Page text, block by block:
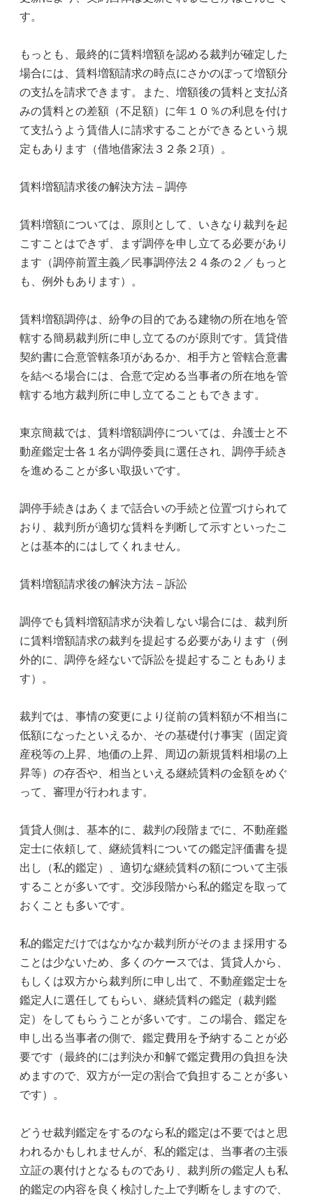
す。
もっとも、最終的に賃料増額を認める裁判が確定した
場合には、賃料増額請求の時点にさかのぼって増額分
の支払を請求できます。また、増額後の賃料と支払済
みの賃料との差額（不足額）に年１０％の利息を付け
て支払うよう賃借人に請求することができるという規
定もあります（借地借家法３２条２項）。
賃料増額請求後の解決方法－調停
賃料増額については、原則として、いきなり裁判を起
こすことはできず、まず調停を申し立てる必要があり
ます（調停前置主義／民事調停法２４条の２／もっと
も、例外もあります）。
賃料増額調停は、紛争の目的である建物の所在地を管
轄する簡易裁判所に申し立てるのが原則です。賃貸借
契約書に合意管轄条項があるか、相手方と管轄合意書
を結べる場合には、合意で定める当事者の所在地を管
轄する地方裁判所に申し立てることもできます。
東京簡裁では、賃料増額調停については、弁護士と不
動産鑑定士各１名が調停委員に選任され、調停手続き
を進めることが多い取扱いです。
調停手続きはあくまで話合いの手続と位置づけられて
おり、裁判所が適切な賃料を判断して示すといったこ
とは基本的にはしてくれません。
賃料増額請求後の解決方法－訴訟
調停でも賃料増額請求が決着しない場合には、裁判所
に賃料増額請求の裁判を提起する必要があります（例
外的に、調停を経ないで訴訟を提起することもありま
す）。
裁判では、事情の変更により従前の賃料額が不相当に
低額になったといえるか、その基礎付け事実（固定資
産税等の上昇、地価の上昇、周辺の新規賃料相場の上
昇等）の存否や、相当といえる継続賃料の金額をめぐ
って、審理が行われます。
賃貸人側は、基本的に、裁判の段階までに、不動産鑑
定士に依頼して、継続賃料についての鑑定評価書を提
出し（私的鑑定）、適切な継続賃料の額について主張
することが多いです。交渉段階から私的鑑定を取って
おくことも多いです。
私的鑑定だけではなかなか裁判所がそのまま採用する
ことは少ないため、多くのケースでは、賃貸人から、
もしくは双方から裁判所に申し出て、不動産鑑定士を
鑑定人に選任してもらい、継続賃料の鑑定（裁判鑑
定）をしてもらうことが多いです。この場合、鑑定を
申し出る当事者の側で、鑑定費用を予納することが必
要です（最終的には判決か和解で鑑定費用の負担を決
めますので、双方が一定の割合で負担することが多い
です）。
どうせ裁判鑑定をするのなら私的鑑定は不要ではと思
われるかもしれませんが、私的鑑定は、当事者の主張
立証の裏付けとなるものであり、裁判所の鑑定人も私
的鑑定の内容を良く検討した上で判断をしますので、